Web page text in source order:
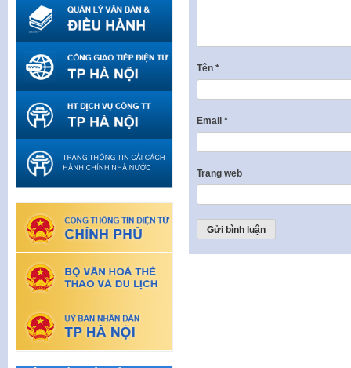
Tên *
Email *
Trang web